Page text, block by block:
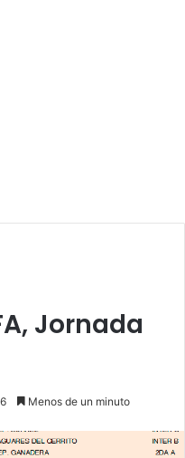
Jornada
Menos de un minuto